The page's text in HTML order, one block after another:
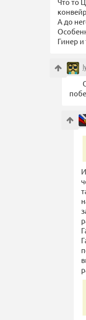
А до
Гинер и